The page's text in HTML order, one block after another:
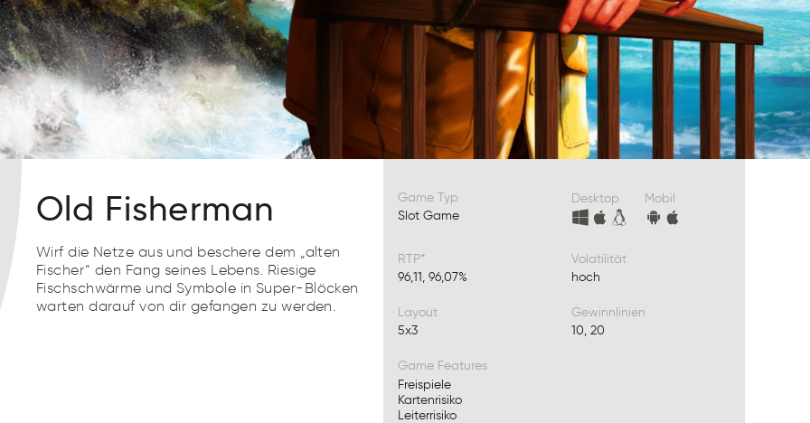
Old Fisherman
Wirf die Netze aus und beschere dem „alten
Fischer“ den Fang seines Lebens. Riesige
Fischschwärme und Symbole in Super-Blöcken
warten darauf von dir gefangen zu werden.
Game Typ
Slot Game
Desktop Mobil
RTP*
96,11, 96,07%
Volatilität
hoch
Layout
5x3
Gewinnlinien
10, 20
Game Features
Freispiele
Kartenrisiko
Leiterrisiko